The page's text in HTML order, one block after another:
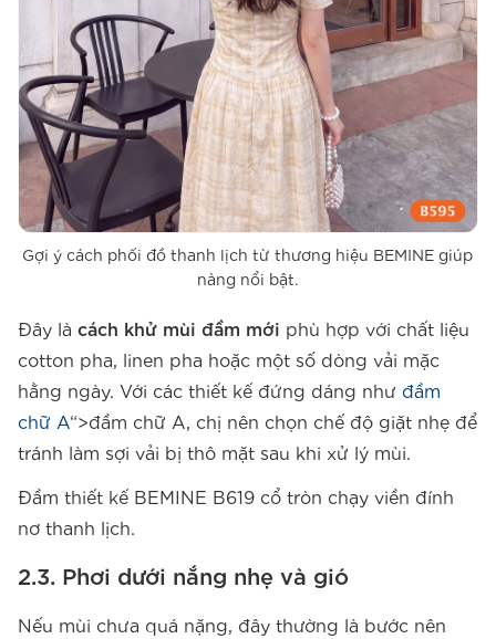
Gợi ý cách phối đồ thanh lịch từ thương hiệu BEMINE giúp
nàng nổi bật.
Đây là cách khử mùi đầm mới phù hợp với chất liệu
cotton pha, linen pha hoặc một số dòng vải mặc
hằng ngày. Với các thiết kế đứng dáng như đầm
chữ A“>đầm chữ A, chị nên chọn chế độ giặt nhẹ để
tránh làm sợi vải bị thô mặt sau khi xử lý mùi.
Đầm thiết kế BEMINE B619 cổ tròn chạy viền đính
nơ thanh lịch.
2.3. Phơi dưới nắng nhẹ và gió
Nếu mùi chưa quá nặng, đây thường là bước nên